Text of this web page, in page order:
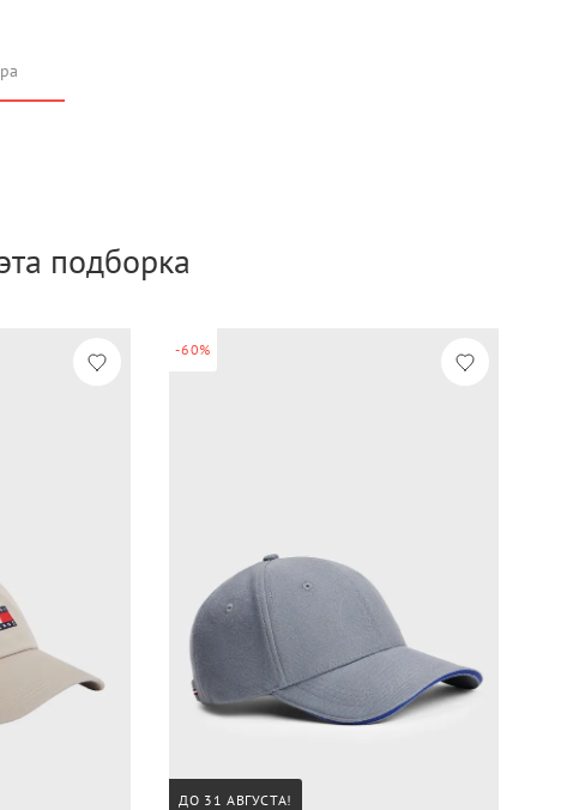
подборка
-60%
ДО 31 АВГУСТА!